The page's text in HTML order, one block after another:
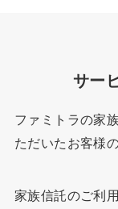
サー
ファミトラの家
ただいたお客様
家族信託のご利